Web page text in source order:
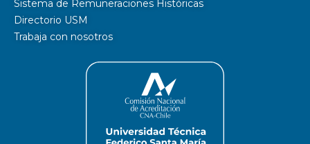
Sistema de Remuneraciones Históricas
Directorio USM
Trabaja con nosotros